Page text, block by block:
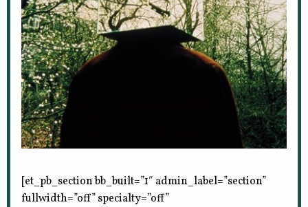
[et_pb_section bb_built=”1″ admin_label=”section”
fullwidth=”off” specialty=”off”